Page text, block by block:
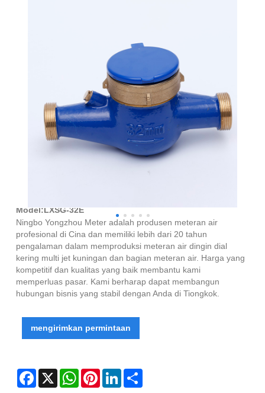
Model:LXSG-32E
Ningbo Yongzhou Meter adalah produsen meteran air
profesional di Cina dan memiliki lebih dari 20 tahun
pengalaman dalam memproduksi meteran air dingin dial
kering multi jet kuningan dan bagian meteran air. Harga yang
kompetitif dan kualitas yang baik membantu kami
memperluas pasar. Kami berharap dapat membangun
hubungan bisnis yang stabil dengan Anda di Tiongkok.
mengirimkan permintaan
Facebook
X WhatsAppPinterestLinkedIn